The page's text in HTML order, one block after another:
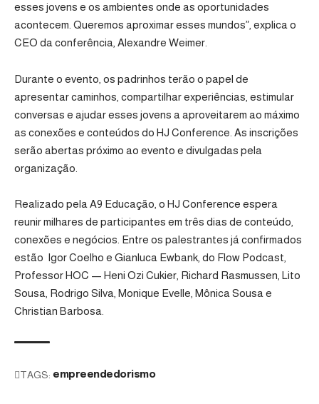
esses jovens e os ambientes onde as oportunidades
acontecem. Queremos aproximar esses mundos”, explica o
CEO da conferência, Alexandre Weimer.
Durante o evento, os padrinhos terão o papel de
apresentar caminhos, compartilhar experiências, estimular
conversas e ajudar esses jovens a aproveitarem ao máximo
as conexões e conteúdos do HJ Conference. As inscrições
serão abertas próximo ao evento e divulgadas pela
organização.
Realizado pela A9 Educação, o HJ Conference espera
reunir milhares de participantes em três dias de conteúdo,
conexões e negócios. Entre os palestrantes já confirmados
estão Igor Coelho e Gianluca Ewbank, do Flow Podcast,
Professor HOC — Heni Ozi Cukier, Richard Rasmussen, Lito
Sousa, Rodrigo Silva, Monique Evelle, Mônica Sousa e
Christian Barbosa.
TAGS: empreendedorismo